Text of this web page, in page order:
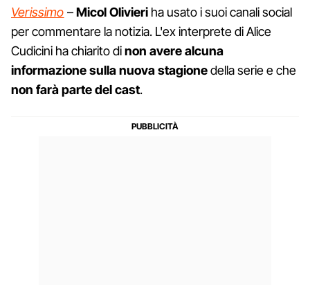
Verissimo –Micol Olivieriha usato i suoi canali social
per commentare la notizia. L'ex interprete di Alice
Cudicini ha chiarito dinon avere alcuna
informazione sulla nuova stagionedella serie e che
non farà parte del cast.